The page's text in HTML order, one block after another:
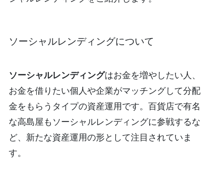
ソーシャルレンディングについて
ソーシャルレンディングはお金を増やしたい人、
お金を借りたい個人や企業がマッチングして分配
金をもらうタイプの資産運用です。百貨店で有名
な高島屋もソーシャルレンディングに参戦するな
ど、新たな資産運用の形として注目されていま
す。